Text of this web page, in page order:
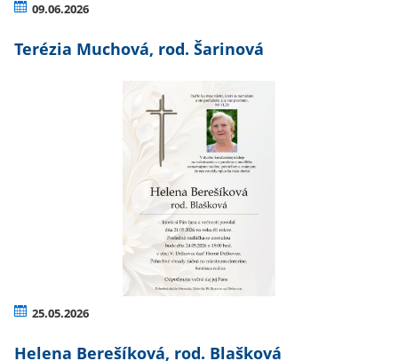
09.06.2026
Terézia Muchová, rod. Šarinová
25.05.2026
Helena Berešíková, rod. Blašková